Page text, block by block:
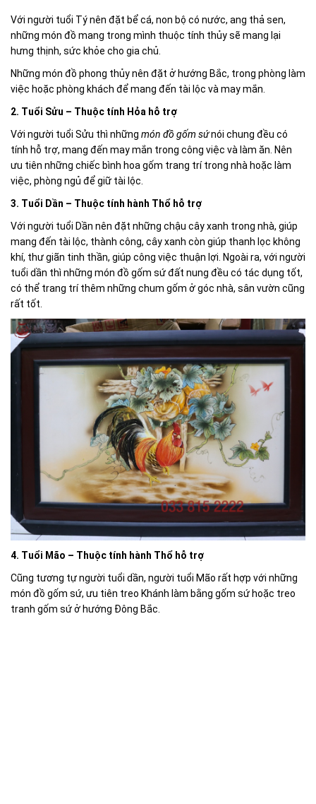
Với người tuổi Tý nên đặt bể cá, non bộ có nước, ang thả sen,
những món đồ mang trong mình thuộc tính thủy sẽ mang lại
hưng thịnh, sức khỏe cho gia chủ.
Những món đồ phong thủy nên đặt ở hướng Bắc, trong phòng làm
việc hoặc phòng khách để mang đến tài lộc và may mắn.
2. Tuổi Sửu – Thuộc tính Hỏa hỗ trợ
Với người tuổi Sửu thì những món đồ gốm sứnói chung đều có
tính hỗ trợ, mang đến may mắn trong công việc và làm ăn. Nên
ưu tiên những chiếc bình hoa gốm trang trí trong nhà hoặc làm
việc, phòng ngủ để giữ tài lộc.
3. Tuổi Dần – Thuộc tính hành Thổ hỗ trợ
Với người tuổi Dần nên đặt những chậu cây xanh trong nhà, giúp
mang đến tài lộc, thành công, cây xanh còn giúp thanh lọc không
khí, thư giãn tinh thần, giúp công việc thuận lợi. Ngoài ra, với người
tuổi dần thì những món đồ gốm sứ đất nung đều có tác dụng tốt,
có thể trang trí thêm những chum gốm ở góc nhà, sân vườn cũng
rất tốt.
4. Tuổi Mão – Thuộc tính hành Thổ hỗ trợ
Cũng tương tự người tuổi dần, người tuổi Mão rất hợp với những
món đồ gốm sứ, ưu tiên treo Khánh làm bằng gốm sứ hoặc treo
tranh gốm sứ ở hướng Đông Bắc.